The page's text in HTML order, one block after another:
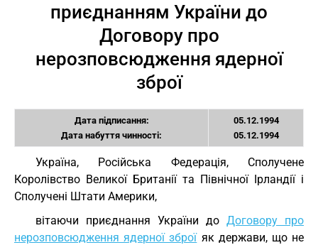
приєднанням України до
Договору про
нерозповсюдження ядерної
зброї
Дата підписання:
Дата набуття чинності:
05.12.1994
05.12.1994
Україна, Російська Федерація, Сполучене
Королівство Великої Британії та Північної Ірландії і
Сполучені Штати Америки,
вітаючи приєднання України до Договору про
нерозповсюдження ядерної зброїяк держави, що не